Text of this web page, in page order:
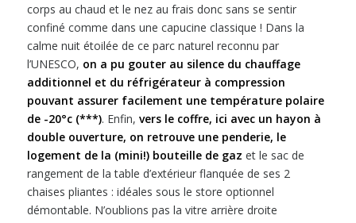
corps au chaud et le nez au frais donc sans se sentir
confiné comme dans une capucine classique ! Dans la
calme nuit étoilée de ce parc naturel reconnu par
l’UNESCO, on a pu gouter au silence du chauffage
additionnel et du réfrigérateur à compression
pouvant assurer facilement une température polaire
de -20°c (***). Enfin, vers le coffre, ici avec un hayon à
double ouverture, on retrouve une penderie, le
logement de la (mini!) bouteille de gaz et le sac de
rangement de la table d’extérieur flanquée de ses 2
chaises pliantes : idéales sous le store optionnel
démontable. N’oublions pas la vitre arrière droite